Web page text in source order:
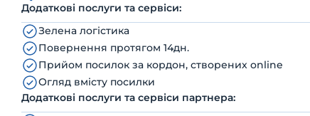
Додаткові послуги та сервіси:
Зелена логістика
Повернення протягом 14дн.
Прийом посилок за кордон, створених online
Огляд вмісту посилки
Додаткові послуги та сервіси партнера: